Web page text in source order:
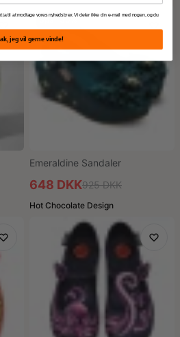
Spar 30%
Emeraldine Sandaler
648 DKK925 DKK
Hot Chocolate Design
til at modtage vores nyhedsbrev. Vi deler ikke din e-mail med nogen, og du
jeg vil gerne vinde!